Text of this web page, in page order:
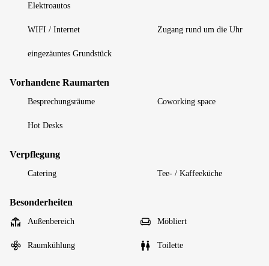
Elektroautos
WIFI / Internet Zugang rund um die Uhr
eingezäuntes Grundstück
Vorhandene Raumarten
Besprechungsräume Coworking space
Hot Desks
Verpflegung
Catering Tee- / Kaffeeküche
Besonderheiten
Außenbereich Möbliert
Raumkühlung Toilette